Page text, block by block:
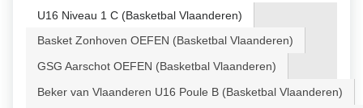
U16 Niveau 1 C (Basketbal Vlaanderen)
Basket Zonhoven OEFEN (Basketbal Vlaanderen)
GSG Aarschot OEFEN (Basketbal Vlaanderen)
Beker van Vlaanderen U16 Poule B (Basketbal Vlaanderen)